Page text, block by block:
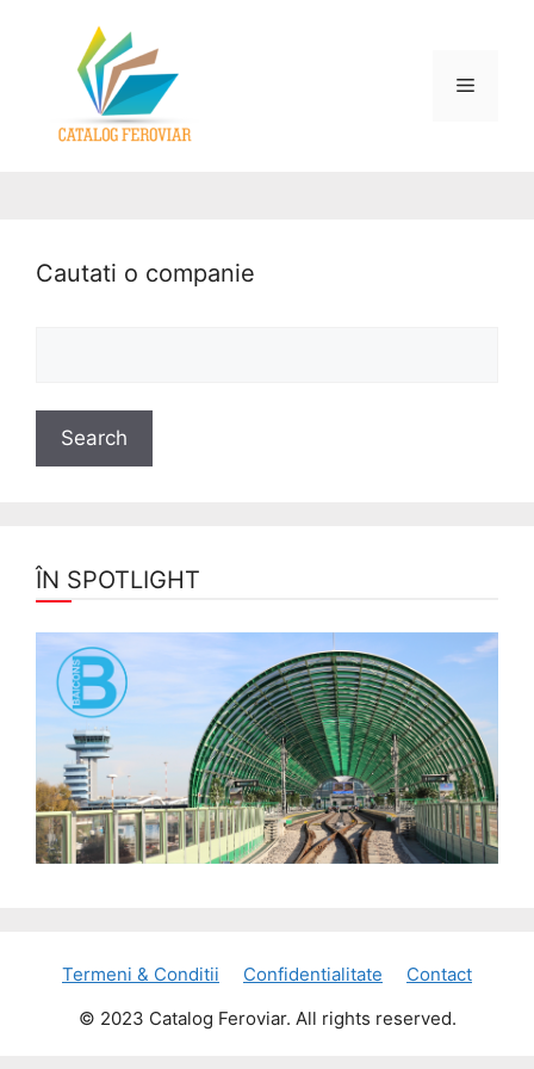
Cautati o companie
ÎN SPOTLIGHT
Termeni & Conditii Confidentialitate
Contact
© 2023 Catalog Feroviar. All rights reserved.